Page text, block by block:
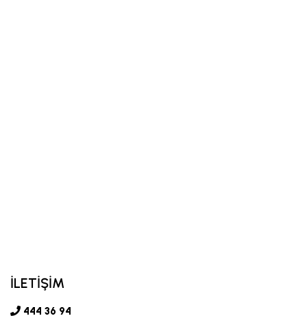
İLETİŞİM
444 36 94